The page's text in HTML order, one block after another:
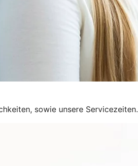
sowie unsere Servicezeiten.